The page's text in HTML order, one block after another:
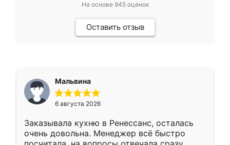
На основе 945оценок
Оставить отзыв
Мальвина
6 августа 2026
Заказывала кухню в Ренессанс, осталась
очень довольна. Менеджер всё быстро